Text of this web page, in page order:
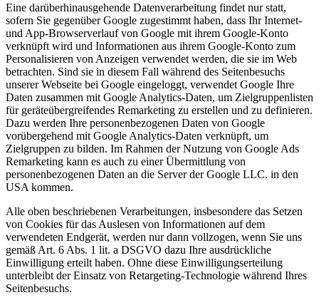
Eine darüberhinausgehende Datenverarbeitung findet nur statt,
sofern Sie gegenüber Google zugestimmt haben, dass Ihr Internet-
und App-Browserverlauf von Google mit ihrem Google-Konto
verknüpft wird und Informationen aus ihrem Google-Konto zum
Personalisieren von Anzeigen verwendet werden, die sie im Web
betrachten. Sind sie in diesem Fall während des Seitenbesuchs
unserer Webseite bei Google eingeloggt, verwendet Google Ihre
Daten zusammen mit Google Analytics-Daten, um Zielgruppenlisten
für geräteübergreifendes Remarketing zu erstellen und zu definieren.
Dazu werden Ihre personenbezogenen Daten von Google
vorübergehend mit Google Analytics-Daten verknüpft, um
Zielgruppen zu bilden. Im Rahmen der Nutzung von Google Ads
Remarketing kann es auch zu einer Übermittlung von
personenbezogenen Daten an die Server der Google LLC. in den
USA kommen.
Alle oben beschriebenen Verarbeitungen, insbesondere das Setzen
von Cookies für das Auslesen von Informationen auf dem
verwendeten Endgerät, werden nur dann vollzogen, wenn Sie uns
gemäß Art. 6 Abs. 1 lit. a DSGVO dazu Ihre ausdrückliche
Einwilligung erteilt haben. Ohne diese Einwilligungserteilung
unterbleibt der Einsatz von Retargeting-Technologie während Ihres
Seitenbesuchs.